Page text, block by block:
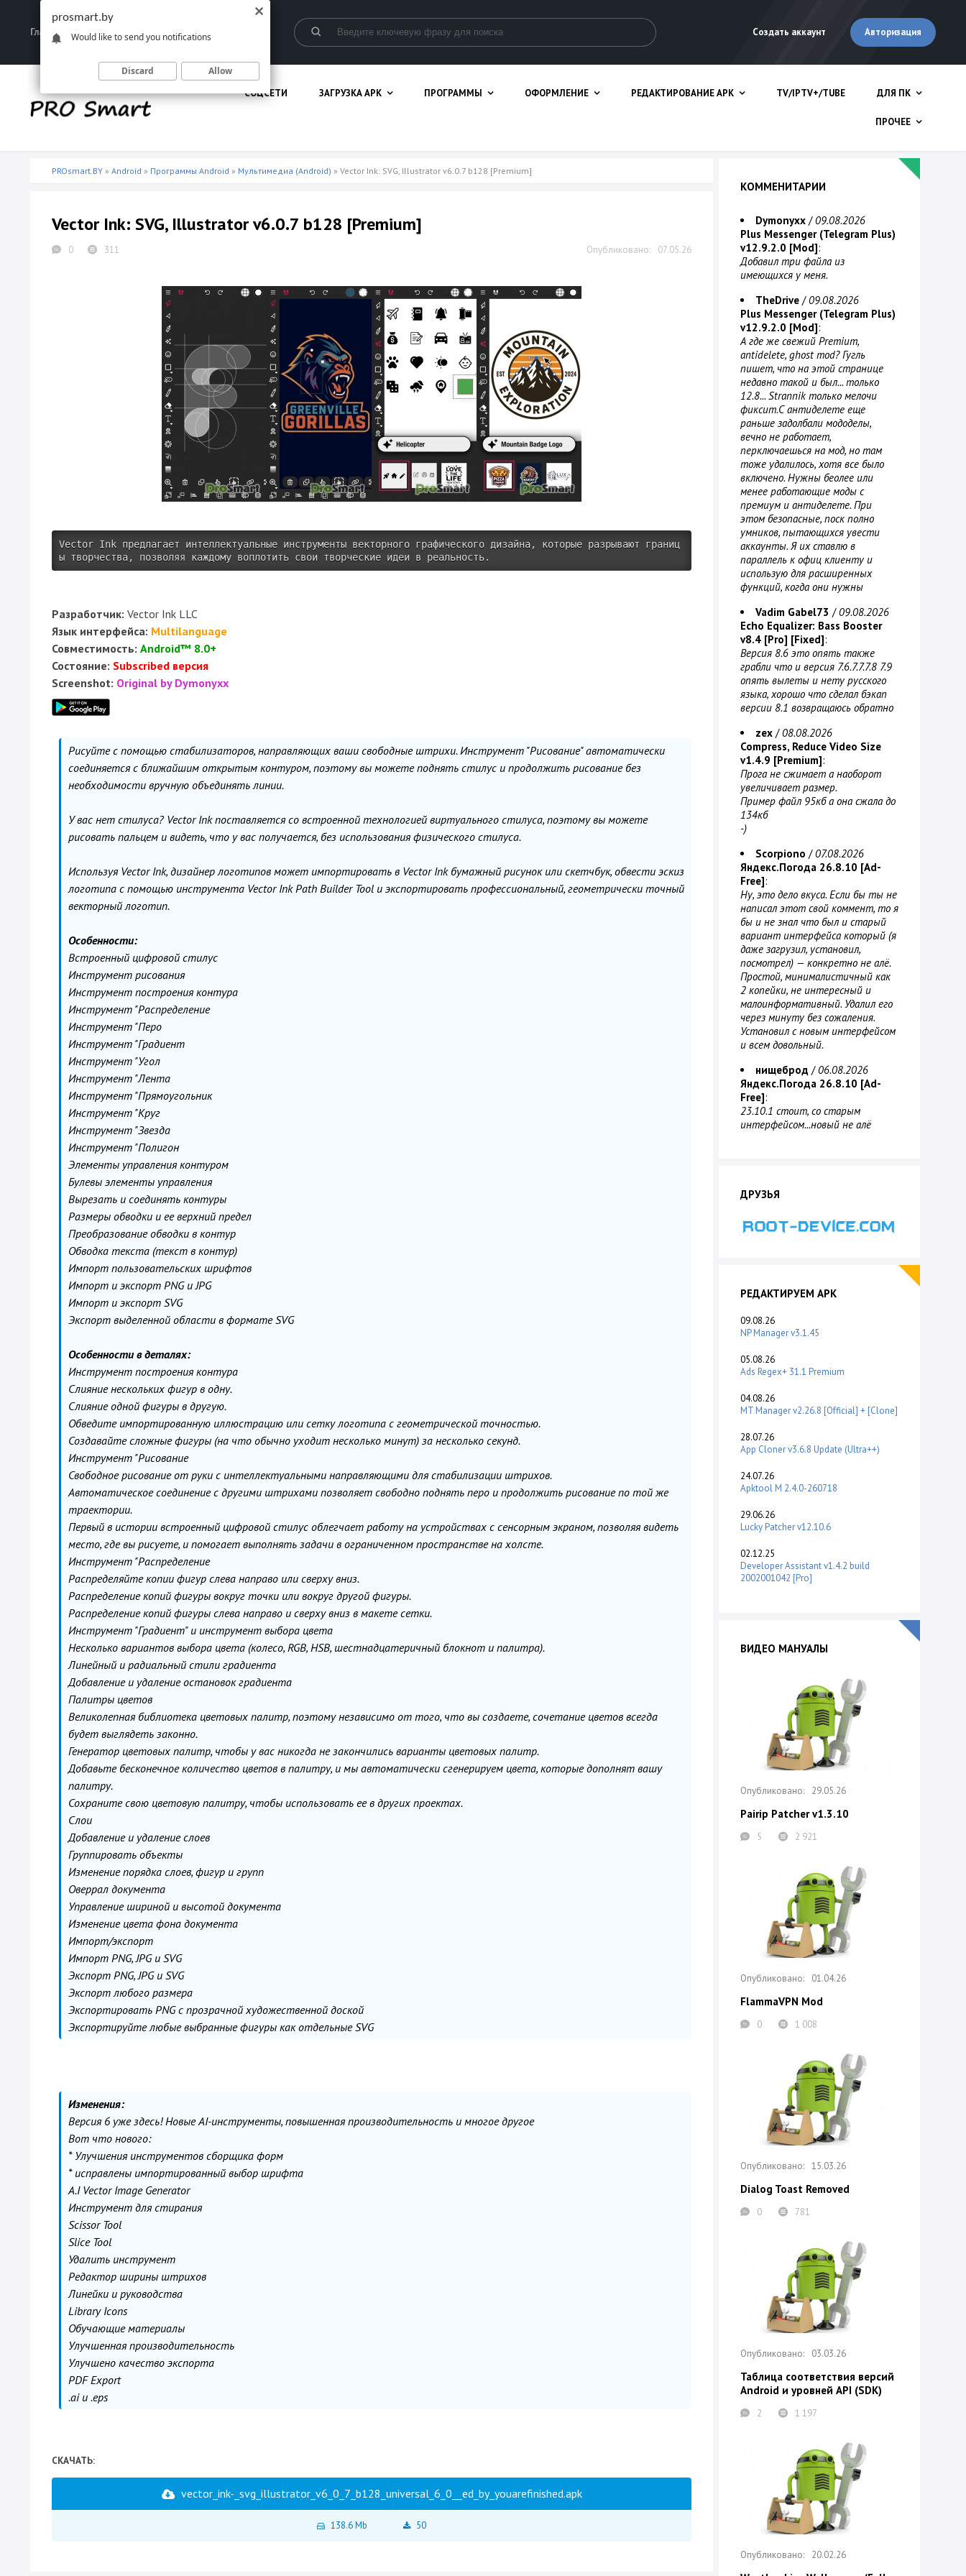
Главная Запрещенные материалы Создать аккаунт Авторизация
СОЦСЕТИ ЗАГРУЗКА APK ПРОГРАММЫ ОФОРМЛЕНИЕ РЕДАКТИРОВАНИЕ APK TV/IPTV+/TUBE ДЛЯ ПК
ПРОЧЕЕ
PROsmart.BY » Android » Программы Android » Мультимедиа (Android) » Vector Ink: SVG, Illustrator v6.0.7 b128 [Premium]
Vector Ink: SVG, Illustrator v6.0.7 b128 [Premium]
07.05.26
0 311
Vector Ink предлагает интеллектуальные инструменты векторного графического дизайна, которые разрывают границ
ы творчества, позволяя каждому воплотить свои творческие идеи в реальность.
Разработчик: Vector Ink LLC
Язык интерфейса: Multilanguage
Совместимость: Android™ 8.0+
Состояние: Subscribed версия
Screenshot: Original by Dymonyxx
Рисуйте с помощью стабилизаторов, направляющих ваши свободные штрихи. Инструмент "Рисование" автоматически
соединяется с ближайшим открытым контуром, поэтому вы можете поднять стилус и продолжить рисование без
необходимости вручную объединять линии.
У вас нет стилуса? Vector Ink поставляется со встроенной технологией виртуального стилуса, поэтому вы можете
рисовать пальцем и видеть, что у вас получается, без использования физического стилуса.
Используя Vector Ink, дизайнер логотипов может импортировать в Vector Ink бумажный рисунок или скетчбук, обвести эскиз
логотипа с помощью инструмента Vector Ink Path Builder Tool и экспортировать профессиональный, геометрически точный
векторный логотип.
Особенности:
Встроенный цифровой стилус
Инструмент рисования
Инструмент построения контура
Инструмент "Распределение
Инструмент "Перо
Инструмент "Градиент
Инструмент "Угол
Инструмент "Лента
Инструмент "Прямоугольник
Инструмент "Круг
Инструмент "Звезда
Инструмент "Полигон
Элементы управления контуром
Булевы элементы управления
Вырезать и соединять контуры
Размеры обводки и ее верхний предел
Преобразование обводки в контур
Обводка текста (текст в контур)
Импорт пользовательских шрифтов
Импорт и экспорт PNG и JPG
Импорт и экспорт SVG
Экспорт выделенной области в формате SVG
Особенности в деталях:
Инструмент построения контура
Слияние нескольких фигур в одну.
Слияние одной фигуры в другую.
Обведите импортированную иллюстрацию или сетку логотипа с геометрической точностью.
Создавайте сложные фигуры (на что обычно уходит несколько минут) за несколько секунд.
Инструмент "Рисование
Свободное рисование от руки с интеллектуальными направляющими для стабилизации штрихов.
Автоматическое соединение с другими штрихами позволяет свободно поднять перо и продолжить рисование по той же
траектории.
Первый в истории встроенный цифровой стилус облегчает работу на устройствах с сенсорным экраном, позволяя видеть
место, где вы рисуете, и помогает выполнять задачи в ограниченном пространстве на холсте.
Инструмент "Распределение
Распределяйте копии фигур слева направо или сверху вниз.
Распределение копий фигуры вокруг точки или вокруг другой фигуры.
Распределение копий фигуры слева направо и сверху вниз в макете сетки.
Инструмент "Градиент" и инструмент выбора цвета
Несколько вариантов выбора цвета (колесо, RGB, HSB, шестнадцатеричный блокнот и палитра).
Линейный и радиальный стили градиента
Добавление и удаление остановок градиента
Палитры цветов
Великолепная библиотека цветовых палитр, поэтому независимо от того, что вы создаете, сочетание цветов всегда
будет выглядеть законно.
Генератор цветовых палитр, чтобы у вас никогда не закончились варианты цветовых палитр.
Добавьте бесконечное количество цветов в палитру, и мы автоматически сгенерируем цвета, которые дополнят вашу
палитру.
Сохраните свою цветовую палитру, чтобы использовать ее в других проектах.
Слои
Добавление и удаление слоев
Группировать объекты
Изменение порядка слоев, фигур и групп
Оверрал документа
Управление шириной и высотой документа
Изменение цвета фона документа
Импорт/экспорт
Импорт PNG, JPG и SVG
Экспорт PNG, JPG и SVG
Экспорт любого размера
Экспортировать PNG с прозрачной художественной доской
Экспортируйте любые выбранные фигуры как отдельные SVG
Изменения:
Версия 6 уже здесь! Новые AI-инструменты, повышенная производительность и многое другое
Вот что нового:
* Улучшения инструментов сборщика форм
* исправлены импортированный выбор шрифта
A.I Vector Image Generator
Инструмент для стирания
Scissor Tool
Slice Tool
Удалить инструмент
Редактор ширины штрихов
Линейки и руководства
Library Icons
Обучающие материалы
Улучшенная производительность
Улучшено качество экспорта
PDF Export
.ai и .eps
СКАЧАТЬ:
vector_ink-_svg_illustrator_v6_0_7_b128_universal_6_0__ed_by_youarefinished.apk
138.6 Mb 50
КОММЕНИТАРИИ
Dymonyxx /09.08.2026
Plus Messenger (Telegram Plus)
v12.9.2.0 [Mod]:
Добавил три файла из
имеющихся у меня.
TheDrive /09.08.2026
Plus Messenger (Telegram Plus)
v12.9.2.0 [Mod]:
А где же свежий Premium,
antidelete, ghost mod? Гугль
пишет, что на этой странице
недавно такой и был... только
12.8... Strannik только мелочи
фиксит.С антиделете еще
раньше задолбали мододелы,
вечно не работает,
перключаешься на мод, но там
тоже удалилось, хотя все было
включено. Нужны беолее или
менее работающие моды с
премиум и антиделете. При
этом безопасные, поск полно
умников, пытающихся увести
аккаунты. Я их ставлю в
параллель к офиц клиенту и
использую для расширенных
функций, когда они нужны
Vadim Gabel73 /09.08.2026
Echo Equalizer: Bass Booster
v8.4 [Pro] [Fixed]:
Версия 8.6 это опять также
грабли что и версия 7.6.7.7.7.8 7.9
опять вылеты и нету русского
языка, хорошо что сделал бэкап
версии 8.1 возвращаюсь обратно
zex /08.08.2026
Compress, Reduce Video Size
v1.4.9 [Premium]:
Прога не сжимает а наоборот
увеличивает размер.
Пример файл 95кб а она сжала до
134кб
-)
Scorpiono /07.08.2026
Яндекс.Погода 26.8.10 [Ad-
Free]:
Ну, это дело вкуса. Если бы ты не
написал этот свой коммент, то я
бы и не знал что был и старый
вариант интерфейса который (я
даже загрузил, установил,
посмотрел) — конкретно не алё.
Простой, минималистичный как
2 копейки, не интересный и
малоинформативный. Удалил его
через минуту без сожаления.
Установил с новым интерфейсом
и всем довольный.
нищеброд /06.08.2026
Яндекс.Погода 26.8.10 [Ad-
Free]:
23.10.1 стоит, со старым
интерфейсом...новый не алё
ДРУЗЬЯ
РЕДАКТИРУЕМ APK
09.08.26
NP Manager v3.1.45
05.08.26
Ads Regex+ 31.1 Premium
04.08.26
MT Manager v2.26.8 [Official] + [Clone]
28.07.26
App Cloner v3.6.8 Update (Ultra++)
24.07.26
Apktool M 2.4.0-260718
29.06.26
Lucky Patcher v12.10.6
02.12.25
Developer Assistant v1.4.2 build
2002001042 [Pro]
ВИДЕО МАНУАЛЫ
29.05.26
Pairip Patcher v1.3.10
5 2 921
01.04.26
FlammaVPN Mod
0 1 008
15.03.26
Dialog Toast Removed
0 781
03.03.26
Таблица соответствия версий
Android и уровней API (SDK)
2 1 197
20.02.26
prosmart.by
Would like to send you notifications
Discard Allow